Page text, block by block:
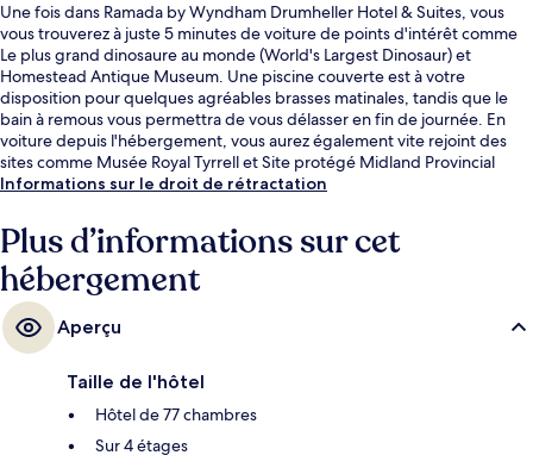
Une fois dans Ramada by Wyndham Drumheller Hotel & Suites, vous
vous trouverez à juste 5 minutes de voiture de points d'intérêt comme
Le plus grand dinosaure au monde (World's Largest Dinosaur) et
Homestead Antique Museum. Une piscine couverte est à votre
disposition pour quelques agréables brasses matinales, tandis que le
bain à remous vous permettra de vous délasser en fin de journée. En
voiture depuis l'hébergement, vous aurez également vite rejoint des
sites comme Musée Royal Tyrrell et Site protégé Midland Provincial
Park. Les autres voyageurs ne tarissent pas d'éloges en ce qui concerne
Informations sur le droit de rétractation
Plus d’informations sur cet
hébergement
Aperçu
Taille de l'hôtel
Hôtel de 77 chambres
Sur 4 étages